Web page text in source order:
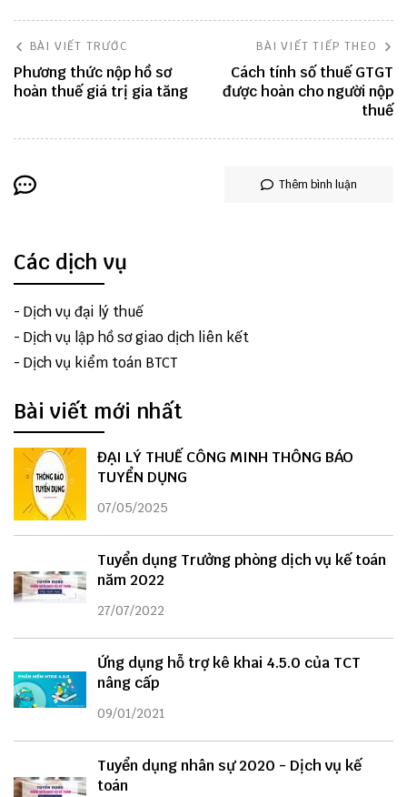
BÀI VIẾT TRƯỚC
Phương thức nộp hồ sơ
hoàn thuế giá trị gia tăng
BÀI VIẾT TIẾP THEO
Cách tính số thuế GTGT
được hoàn cho người nộp
thuế
Thêm bình luận
Các dịch vụ
- Dịch vụ đại lý thuế
- Dịch vụ lập hồ sơ giao dịch liên kết
- Dịch vụ kiểm toán BTCT
Bài viết mới nhất
ĐẠI LÝ THUẾ CÔNG MINH THÔNG BÁO
TUYỂN DỤNG
07/05/2025
Tuyển dụng Trưởng phòng dịch vụ kế toán
năm 2022
27/07/2022
Ứng dụng hỗ trợ kê khai 4.5.0 của TCT
nâng cấp
09/01/2021
Tuyển dụng nhân sự 2020 - Dịch vụ kế
toán